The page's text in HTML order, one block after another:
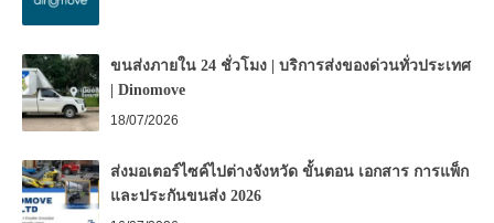
ขนส่งภายใน 24 ชั่วโมง | บริการส่งของด่วนทั่วประเทศ
| Dinomove
18/07/2026
ส่งมอเตอร์ไซค์ไปต่างจังหวัด ขั้นตอน เอกสาร การแพ็ก
และประกันขนส่ง 2026